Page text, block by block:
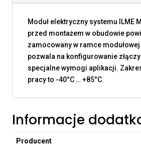
Moduł elektryczny systemu ILME
przed montażem w obudowie
zamocowany w ramce
pozwala na konfigurowanie
specjalne wymogi aplikacji.
pracy to -40°C … +85°C.
Informacje
Producent